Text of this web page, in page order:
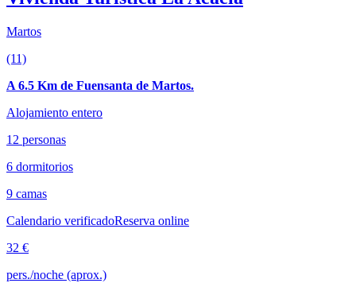
Martos
(11)
A 6.5 Km de Fuensanta de Martos.
Alojamiento entero
12 personas
6 dormitorios
9 camas
Calendario verificadoReserva online
32 €
pers./noche (aprox.)